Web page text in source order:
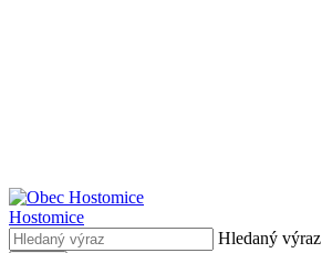
Hostomice
Hledaný výraz